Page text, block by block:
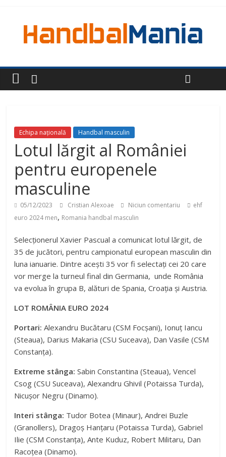
Echipa națională Handbal masculin
Lotul lărgit al României
pentru europenele
masculine
05/12/2023 Cristian Alexoae Niciun comentariu
ehf
euro 2024 men, Romania handbal masculin
Selecționerul Xavier Pascual a comunicat lotul lărgit, de
35 de jucători, pentru campionatul european masculin din
luna ianuarie. Dintre acești 35 vor fi selectați cei 20 care
vor merge la turneul final din Germania, unde România
va evolua în grupa B, alături de Spania, Croația și Austria.
LOT ROMÂNIA EURO 2024
Portari: Alexandru Bucătaru (CSM Focșani), Ionuț Iancu
(Steaua), Darius Makaria (CSU Suceava), Dan Vasile (CSM
Constanța).
Extreme stânga: Sabin Constantina (Steaua), Vencel
Csog (CSU Suceava), Alexandru Ghivil (Potaissa Turda),
Nicușor Negru (Dinamo).
Interi stânga: Tudor Botea (Minaur), Andrei Buzle
(Granollers), Dragoș Hanțaru (Potaissa Turda), Gabriel
Ilie (CSM Constanța), Ante Kuduz, Robert Militaru, Dan
Racoțea (Dinamo).